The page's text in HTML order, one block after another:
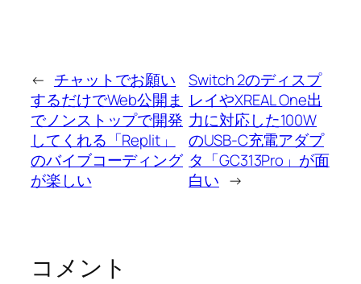
← チャットでお願い
するだけでWeb公開ま
でノンストップで開発
してくれる「Replit」
のバイブコーディング
が楽しい
Switch 2のディスプ
レイやXREAL One出
力に対応した100W
のUSB-C充電アダプ
タ「GC313Pro」が面
白い →
コメント